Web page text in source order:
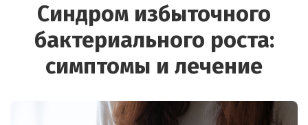
Синдром избыточного
бактериального роста:
симптомы и лечение
Ваш телефон:*